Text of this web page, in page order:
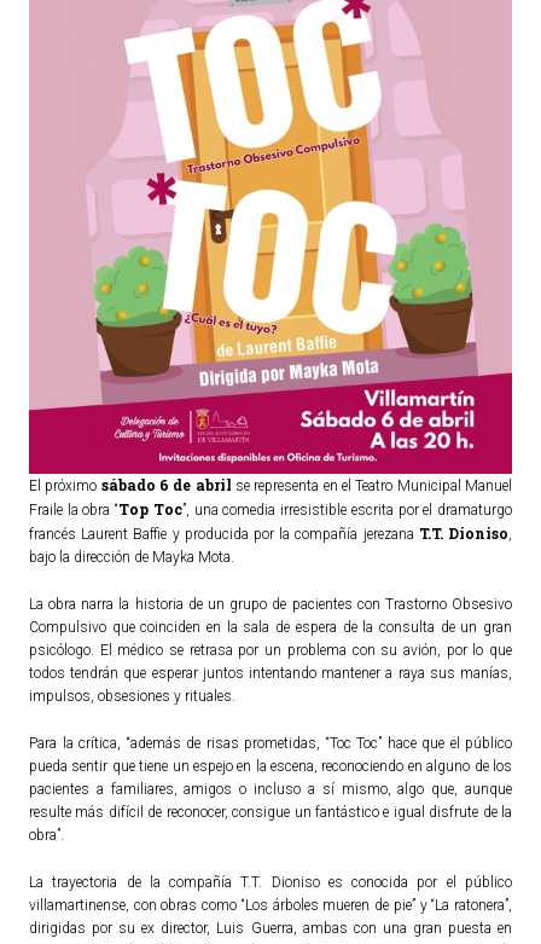
Dónde dormir
Dónde comer
Artesanía
Entorno
Callejero
PUBLICACIONES
Noticias
Agenda
El próximo sábado 6 de abril se representa en el Teatro Municipal Manuel
Fraile la obra “Top Toc”, una comedia irresistible escrita por el dramaturgo
francés Laurent Baffie y producida por la compañía jerezana T.T. Dioniso
bajo la dirección de Mayka Mota.
La obra narra la historia de un grupo de pacientes con Trastorno Obsesivo
Compulsivo que coinciden en la sala de espera de la consulta de un gran
psicólogo. El médico se retrasa por un problema con su avión, por lo que
todos tendrán que esperar juntos intentando mantener a raya sus manías,
impulsos, obsesiones y rituales.
Para la crítica, “además de risas prometidas, “Toc Toc” hace que el público
pueda sentir que tiene un espejo en la escena, reconociendo en alguno de los
pacientes a familiares, amigos o incluso a sí mismo, algo que, aunque
resulte más difícil de reconocer, consigue un fantástico e igual disfrute de la
obra”.
La trayectoria de la compañía T.T. Dioniso es conocida por el público
villamartinense, con obras como “Los árboles mueren de pie” y “La ratonera”,
dirigidas por su ex director, Luis Guerra, ambas con una gran puesta en